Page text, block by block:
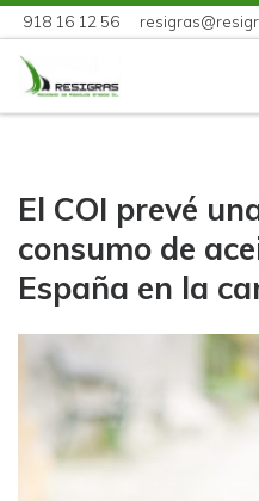
Skip to content
918 16 12 56
El COI prevé
consumo de
España en la